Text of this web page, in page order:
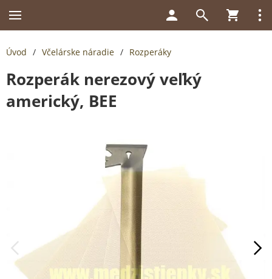
Úvod / Včelárske náradie / Rozperáky
Rozperák nerezový veľký
americký, BEE